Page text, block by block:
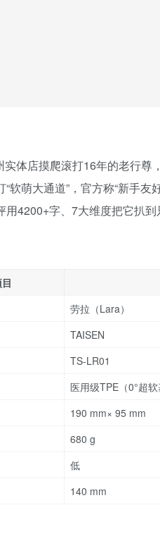
实体店摸爬滚打16年的老行
“软萌大通道”，官方称“新手
用4200+字、7大维度把它扒
劳拉（Lara）
TAISEN
TS-LR01
医用级TPE（0°超软
190 mm× 95 mm
680 g
低
140 mm